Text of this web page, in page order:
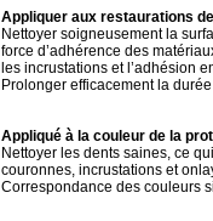
Appliquer aux restaurations
Nettoyer soigneusement la
force d’adhérence des
les incrustations et l’adhésion
Prolonger efficacement la
Appliqué à la couleur de la
Nettoyer les dents saines, ce
couronnes, incrustations et
Correspondance des couleurs